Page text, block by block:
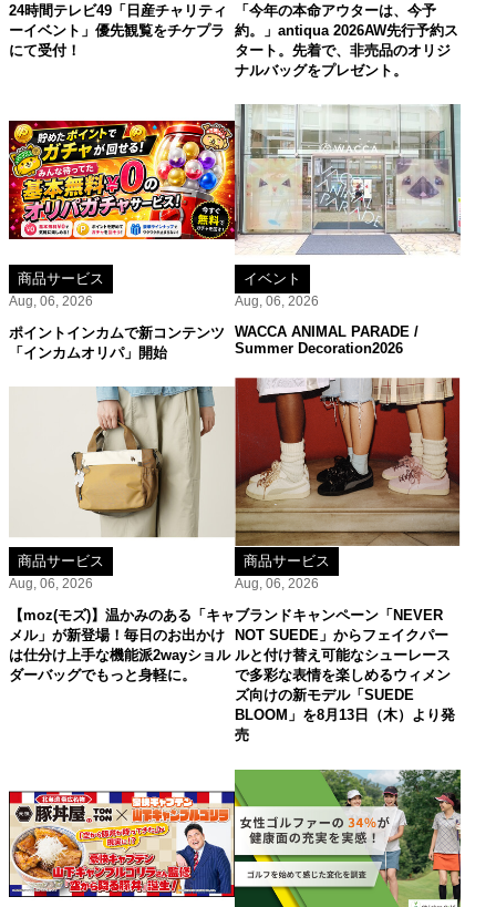
24時間テレビ49「日産チャリティ
ーイベント」優先観覧をチケプラ
にて受付！
「今年の本命アウターは、今予
約。」antiqua 2026AW先行予約ス
タート。先着で、非売品のオリジ
ナルバッグをプレゼント。
商品サービス
Aug, 06, 2026
ポイントインカムで新コンテンツ
「インカムオリパ」開始
イベント
Aug, 06, 2026
WACCA ANIMAL PARADE /
Summer Decoration2026
商品サービス
Aug, 06, 2026
【moz(モズ)】温かみのある「キャ
メル」が新登場！毎日のお出かけ
は仕分け上手な機能派2wayショル
ダーバッグでもっと身軽に。
商品サービス
Aug, 06, 2026
ブランドキャンペーン「NEVER
NOT SUEDE」からフェイクパー
ルと付け替え可能なシューレース
で多彩な表情を楽しめるウィメン
ズ向けの新モデル「SUEDE
BLOOM」を8月13日（木）より発
売